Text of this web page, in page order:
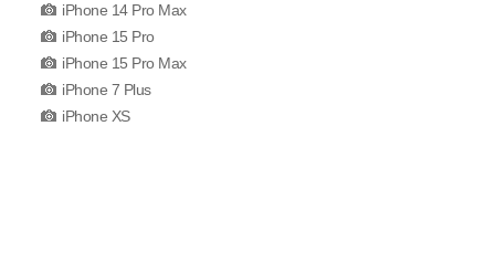
iPhone 14 Pro Max
iPhone 15 Pro
iPhone 15 Pro Max
iPhone 7 Plus
iPhone XS